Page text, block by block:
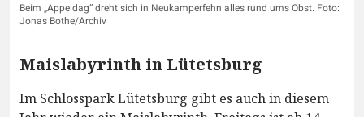
Beim „Appeldag“ dreht sich in Neukamperfehn alles rund ums Obst. Foto:
Jonas Bothe/Archiv
Maislabyrinth in Lütetsburg
Im Schlosspark Lütetsburg gibt es auch in diesem